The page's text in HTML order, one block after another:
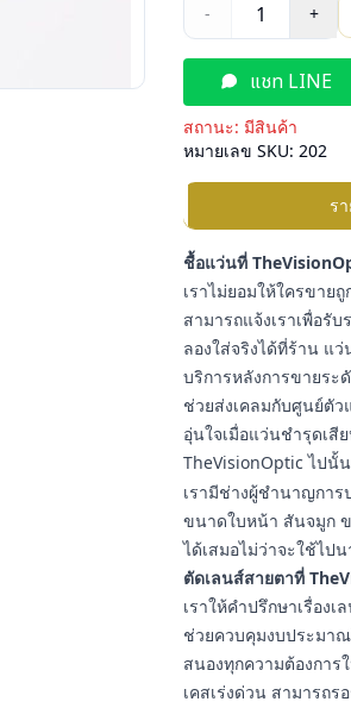
- 1 +
แชท LINE
สถานะ: มีสินค้า
หมายเลข SKU: 202
ร
ชื้อแว่นที่
เราไม่ยอมให้ใครขาย
สามารถแจ้งเราเพื่อรั
ลองใส่จริงได้ที่ร้าน แ
บริการหลังการขายระ
ช่วยส่งเคลมกับศูนย์ตั
อุ่นใจเมื่อแว่นชำรุดเ
TheVisionOptic ไปนั้
เรามีช่างผู้ชำนาญการ
ขนาดใบหน้า สันจมูก
ได้เสมอไม่ว่าจะใช้ไป
ตัดเลนส์สายตาที่
เราให้คำปรึกษาเรื่อง
ช่วยควบคุมงบประมา
สนองทุกความต้องการ
เคสเร่งด่วน สามารถ